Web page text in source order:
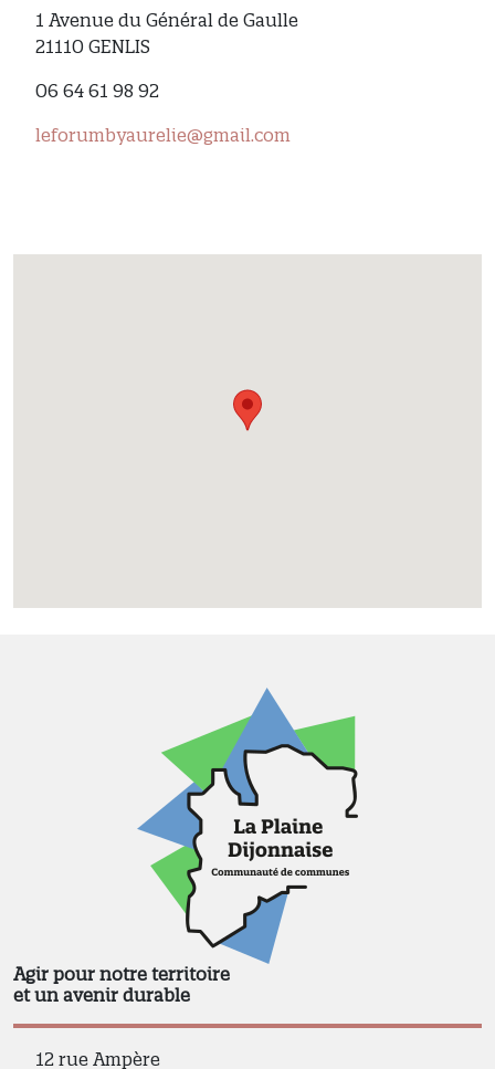
1 Avenue du Général de Gaulle
21110 GENLIS
06 64 61 98 92
leforumbyaurelie@gmail.com
Agir pour notre territoire
et un avenir durable
12 rue Ampère